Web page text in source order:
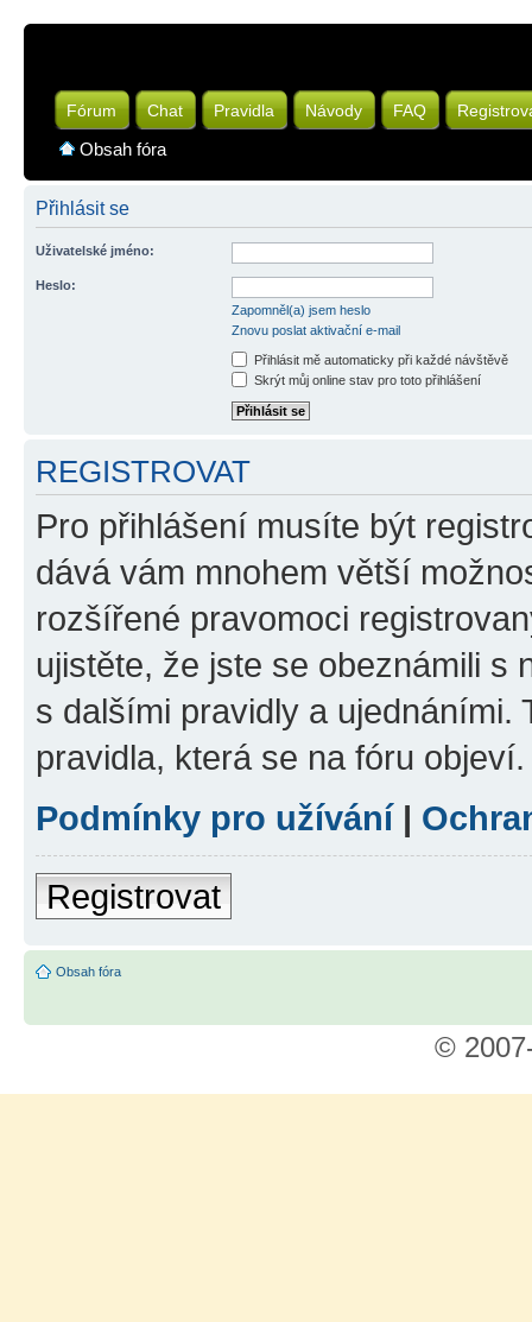
Fórum Chat Pravidla Návody FAQ
Obsah fóra
Přihlásit se
Uživatelské jméno:
Heslo:
Zapomněl(a) jsem heslo
Znovu poslat aktivační e-mail
Přihlásit mě automaticky při každé návštěvě
Skrýt můj online stav pro toto přihlášení
REGISTROVAT
Pro přihlášení musíte být
dává vám mnohem větší
rozšířené pravomoci
ujistěte, že jste se obeznámili s
s dalšími pravidly a ujednáními.
pravidla, která se na fóru objeví.
Podmínky pro užívání|
Registrovat
Obsah fóra
©